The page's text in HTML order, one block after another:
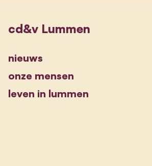
cd&v Lummen
nieuws
onze mensen
leven in lummen